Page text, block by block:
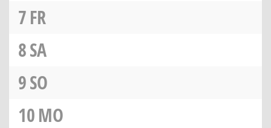
7FR
8SA
9SO
10MO